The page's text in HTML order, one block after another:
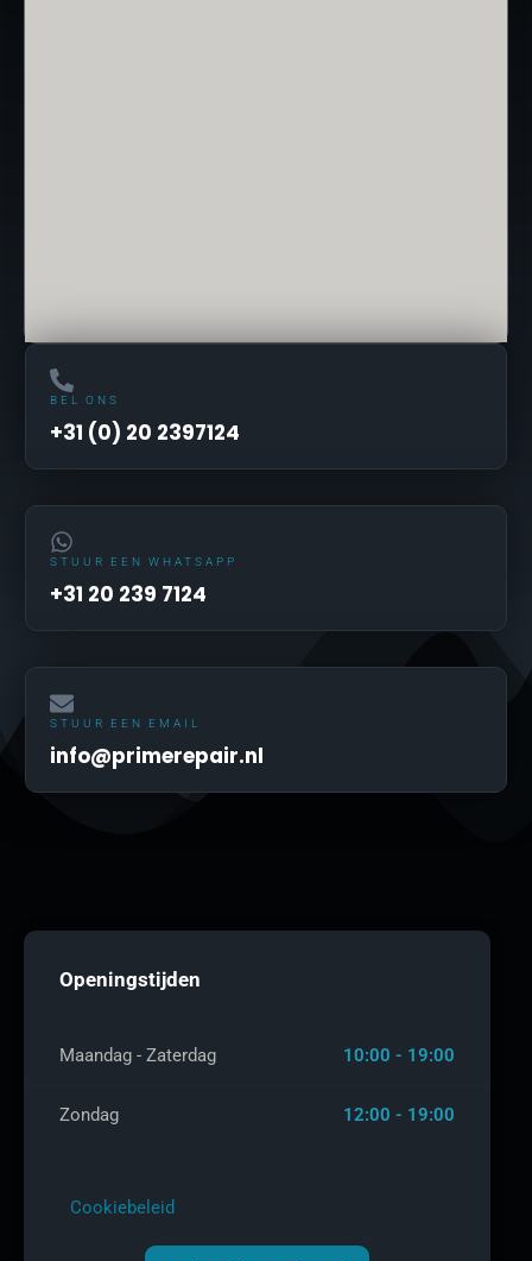
BEL ONS
+31 (0) 20 2397124
STUUR EEN WHATSAPP
+31 20 239 7124
STUUR EEN EMAIL
info@primerepair.nl
Openingstijden
Maandag - Zaterdag 10:00 - 19:00
Zondag 12:00 - 19:00
Cookiebeleid